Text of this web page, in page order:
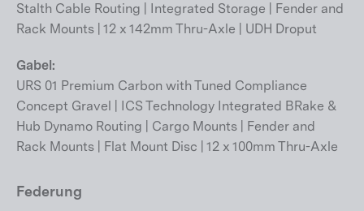
Stalth Cable Routing | Integrated Storage | Fender and
Rack Mounts | 12 x 142mm Thru-Axle | UDH Droput
Gabel:
URS 01 Premium Carbon with Tuned Compliance
Concept Gravel | ICS Technology Integrated BRake &
Hub Dynamo Routing | Cargo Mounts | Fender and
Rack Mounts | Flat Mount Disc | 12 x 100mm Thru-Axle
Federung